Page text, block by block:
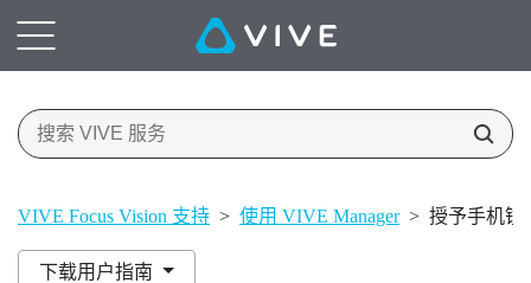
VIVE Focus Vision 支持 > 使用 VIVE Manager > 授予手机镜
下载用户指南